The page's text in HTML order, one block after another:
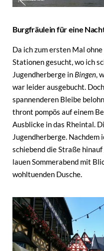
Burgfräulein für eine
Da ich zum ersten Mal
Stationen gesucht, wo ich
Jugendherberge in Bingen,
war leider ausgebucht.
spannenderen Bleibe
thront pompös auf einem
Ausblicke in das Rheintal.
Jugendherberge. Nachdem
schiebend die Straße
lauen Sommerabend mit
wohltuenden Dusche.